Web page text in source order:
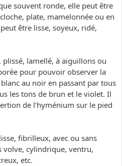
souvent ronde, elle peut être
plate, mamelonnée ou en
être lisse, soyeux, ridé,
lamellé, à aiguillons ou
pour pouvoir observer la
au noir en passant par tous
les tons de brun et le violet. Il
de l’hyménium sur le pied
fibrilleux, avec ou sans
volve, cylindrique, ventru,
etc.